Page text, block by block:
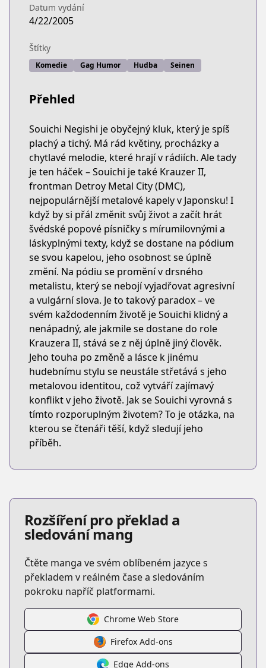
Datum vydání
4/22/2005
Štítky
Komedie Gag Humor Hudba Seinen
Přehled
Souichi Negishi je obyčejný kluk, který je spíš
plachý a tichý. Má rád květiny, procházky a
chytlavé melodie, které hrají v rádiích. Ale tady
je ten háček – Souichi je také Krauzer II,
frontman Detroy Metal City (DMC),
nejpopulárnější metalové kapely v Japonsku! I
když by si přál změnit svůj život a začít hrát
švédské popové písničky s mírumilovnými a
láskyplnými texty, když se dostane na pódium
se svou kapelou, jeho osobnost se úplně
změní. Na pódiu se promění v drsného
metalistu, který se nebojí vyjadřovat agresivní
a vulgární slova. Je to takový paradox – ve
svém každodenním životě je Souichi klidný a
nenápadný, ale jakmile se dostane do role
Krauzera II, stává se z něj úplně jiný člověk.
Jeho touha po změně a lásce k jinému
hudebnímu stylu se neustále střetává s jeho
metalovou identitou, což vytváří zajímavý
konflikt v jeho životě. Jak se Souichi vyrovná s
tímto rozporuplným životem? To je otázka, na
kterou se čtenáři těší, když sledují jeho
příběh.
Rozšíření pro překlad a
sledování mang
Čtěte manga ve svém oblíbeném jazyce s
překladem v reálném čase a sledováním
pokroku napříč platformami.
Chrome Web Store
Firefox Add-ons
Edge Add-ons